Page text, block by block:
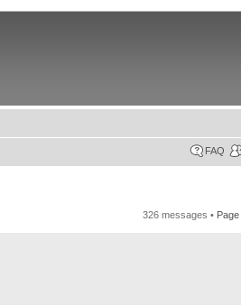
FAQ
326 messages • Page